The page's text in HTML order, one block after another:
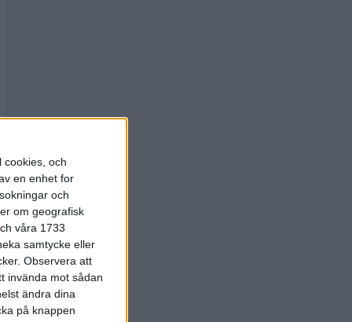
cookies, och
en enhet for
och
om geografisk
våra 1733
samtycke eller
Observera att
invända mot sådan
ändra dina
på knappen